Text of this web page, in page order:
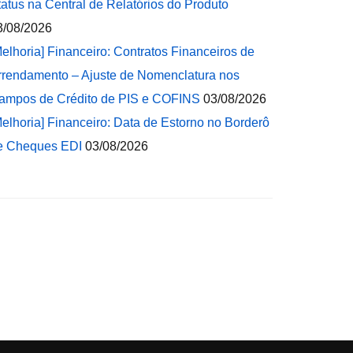
na Central de Relatórios do Produto
08/2026
Financeiro: Contratos Financeiros de
– Ajuste de Nomenclatura nos
de Crédito de PIS e COFINS 03/08/2026
Financeiro: Data de Estorno no Borderô
Cheques EDI 03/08/2026